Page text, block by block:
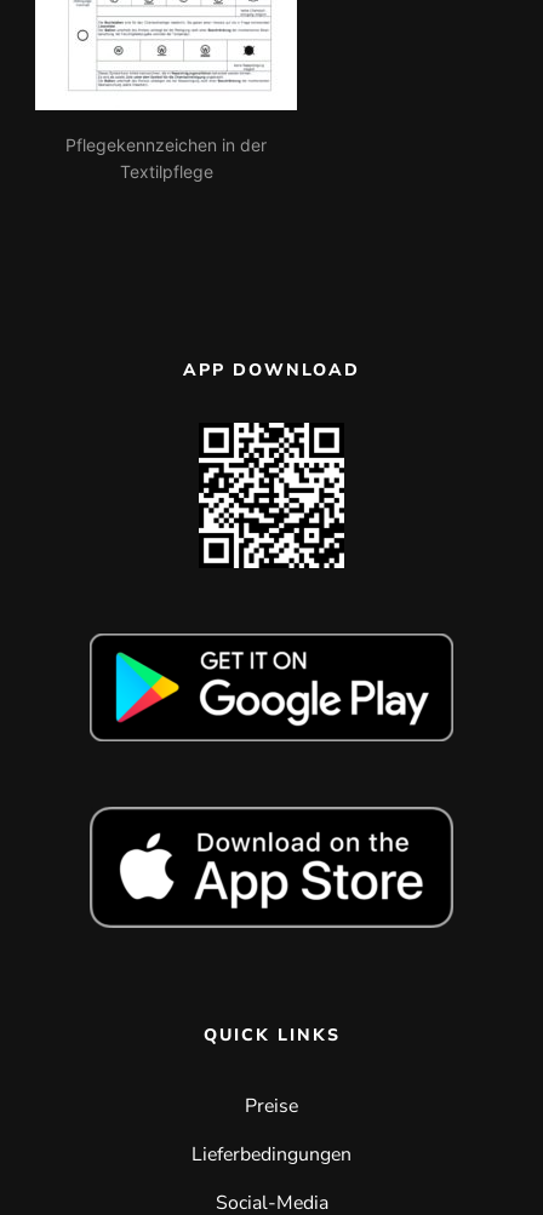
Pflegekennzeichen in der
Textilpflege
APP DOWNLOAD
QUICK LINKS
Preise
Lieferbedingungen
Social-Media